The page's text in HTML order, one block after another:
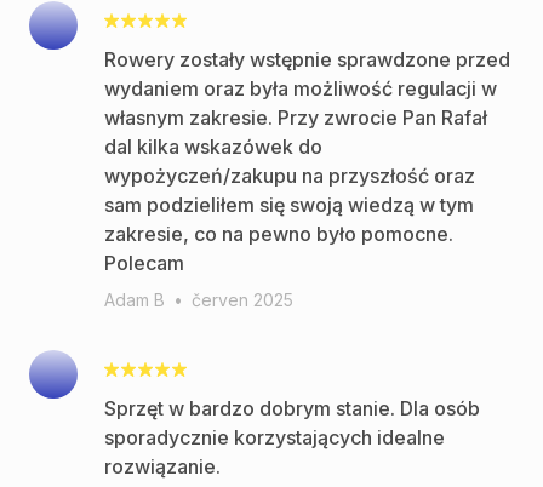
Rowery zostały wstępnie sprawdzone przed
wydaniem oraz była możliwość regulacji w
własnym zakresie. Przy zwrocie Pan Rafał
dal kilka wskazówek do
wypożyczeń/zakupu na przyszłość oraz
sam podzieliłem się swoją wiedzą w tym
zakresie, co na pewno było pomocne.
Polecam
Adam B • červen 2025
Sprzęt w bardzo dobrym stanie. Dla osób
sporadycznie korzystających idealne
rozwiązanie.